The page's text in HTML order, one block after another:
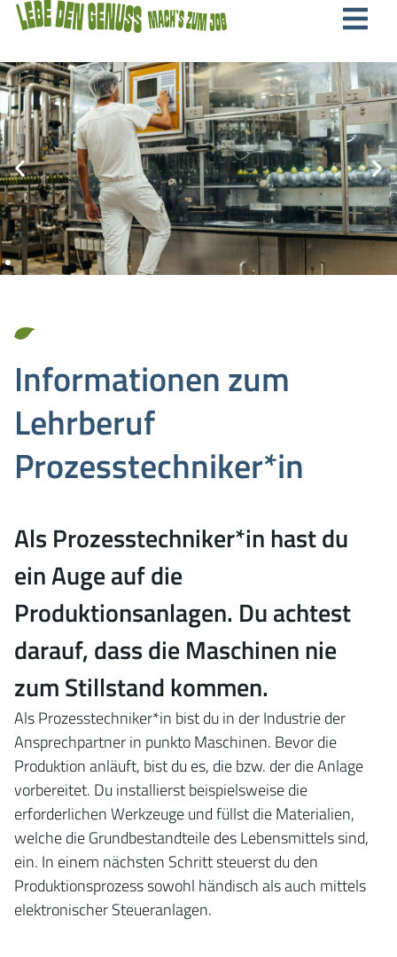
Informationen zum
Lehrberuf
Prozesstechniker*in
Als Prozesstechniker*in hast du
ein Auge auf die
Produktionsanlagen. Du achtest
darauf, dass die Maschinen nie
zum Stillstand kommen.
Als Prozesstechniker*in bist du in der Industrie der
Ansprechpartner in punkto Maschinen. Bevor die
Produktion anläuft, bist du es, die bzw. der die Anlage
vorbereitet. Du installierst beispielsweise die
erforderlichen Werkzeuge und füllst die Materialien,
welche die Grundbestandteile des Lebensmittels sind,
ein. In einem nächsten Schritt steuerst du den
Produktionsprozess sowohl händisch als auch mittels
elektronischer Steueranlagen.